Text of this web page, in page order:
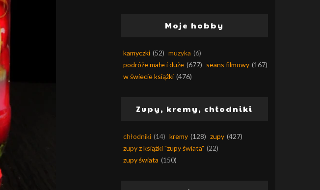
Moje hobby
kamyczki (52) muzyka (6)
podróże małe i duże (677) seans filmowy (167)
w świecie książki (476)
Zupy, kremy, chłodniki
chłodniki (14) kremy (128) zupy (427)
zupy z książki "zupy świata" (22)
zupy świata (150)